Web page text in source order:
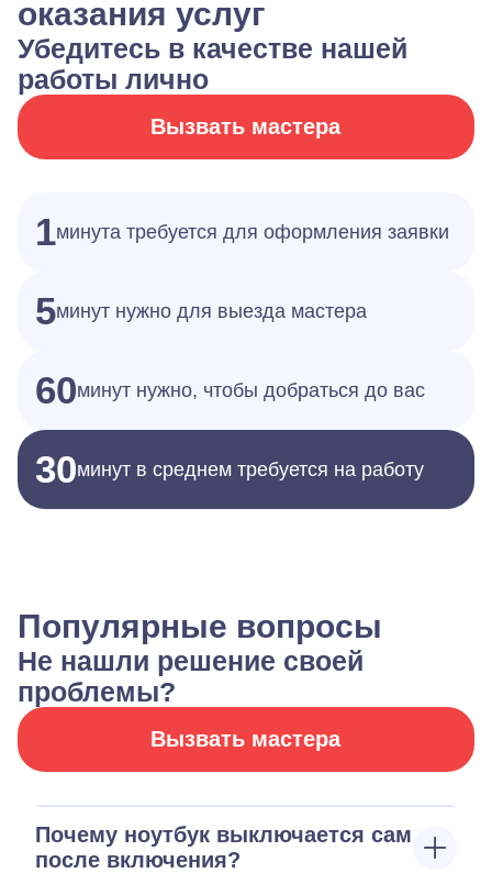
оказания услуг
Убедитесь в качестве нашей
работы лично
Вызвать мастера
1минута требуется для оформления заявки
5минут нужно для выезда мастера
60минут нужно, чтобы добраться до вас
30минут в среднем требуется на работу
Популярные вопросы
Не нашли решение своей
проблемы?
Вызвать мастера
Почему ноутбук выключается сам
после включения?